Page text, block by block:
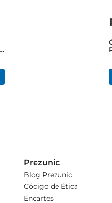
Prezunic
Blog Prezunic
Código de Ética
Encartes